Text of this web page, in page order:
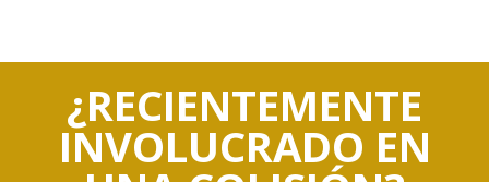
¿RECIENTEMENTE
INVOLUCRADO EN